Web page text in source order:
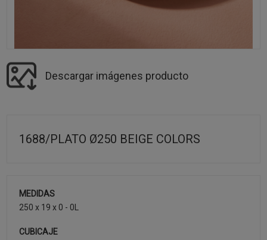
Descargar imágenes producto
1688/PLATO Ø250 BEIGE COLORS
MEDIDAS
250 x 19 x 0 - 0L
CUBICAJE